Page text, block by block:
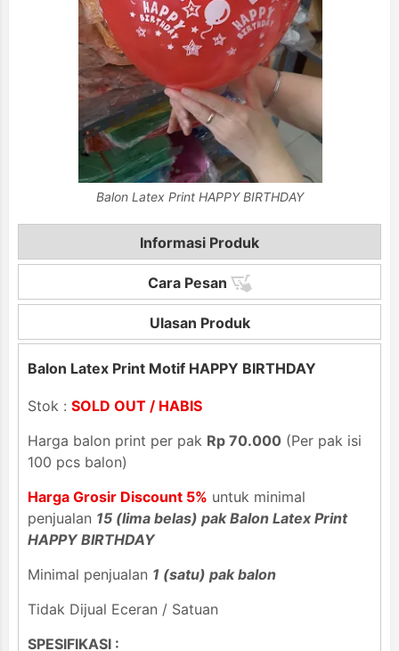
Balon Latex Print HAPPY BIRTHDAY
Informasi Produk
Balon Latex Print Motif HAPPY BIRTHDAY
Stok : SOLD OUT / HABIS
Harga balon print per pak Rp 70.000 (Per pak isi
100 pcs balon)
Harga Grosir Discount 5% untuk minimal
penjualan 15 (lima belas) pak Balon Latex Print
HAPPY BIRTHDAY
Minimal penjualan 1 (satu) pak balon
Tidak Dijual Eceran / Satuan
SPESIFIKASI :
Cara Pesan
Ulasan Produk